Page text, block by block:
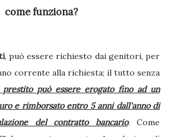
come funziona?
, può essere richiesto dai genitori, per
corrente alla richiesta; il tutto senza
può essere erogato fino ad un
e rimborsato entro 5 anni dall'anno di
del contratto bancario. Come